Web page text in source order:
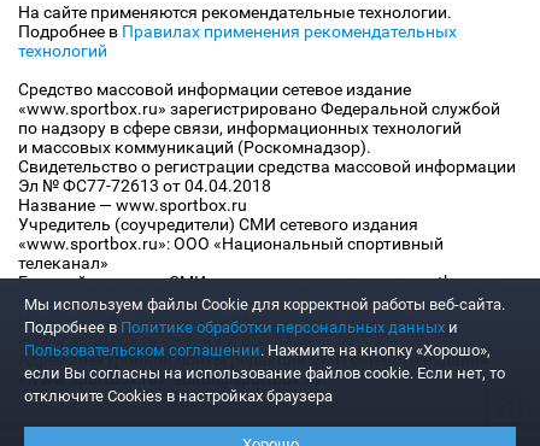
На сайте применяются рекомендательные технологии.
Подробнее в Правилах применения рекомендательных
технологий
Средство массовой информации сетевое издание
«www.sportbox.ru» зарегистрировано Федеральной службой
по надзору в сфере связи, информационных технологий
и массовых коммуникаций (Роскомнадзор).
Свидетельство о регистрации средства массовой информации
Эл № ФС77-72613 от 04.04.2018
Название — www.sportbox.ru
Учредитель (соучредители) СМИ сетевого издания
«www.sportbox.ru»: ООО «Национальный спортивный
телеканал»
Главный редактор СМИ сетевого издания «www.sportbox.ru»:
Конов В.А.
Номер телефона редакции СМИ сетевого издания
«www.sportbox.ru»: +7 (495) 653 8419
Адрес электронной почты редакции СМИ сетевого издания
«www.sportbox.ru»: editor@sportbox.ru
Мы используем файлы Сookie для корректной работы веб-сайта.
Подробнее в Политике обработки персональных данных и
Пользовательском соглашении. Нажмите на кнопку «Хорошо»,
если Вы согласны на использование файлов cookie. Если нет, то
отключите Cookies в настройках браузера